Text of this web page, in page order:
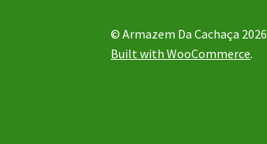
© Armazem Da Cachaça 2026
Built with WooCommerce.